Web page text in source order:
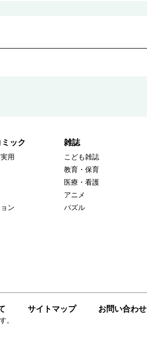
ック
用
ン
雑誌
こども雑誌
教育・保育
医療・看護
アニメ
パズル
サイトマップ お問い合わせ
。